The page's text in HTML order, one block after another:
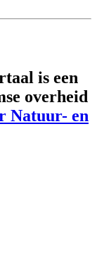
is een
overheid
Natuur- en